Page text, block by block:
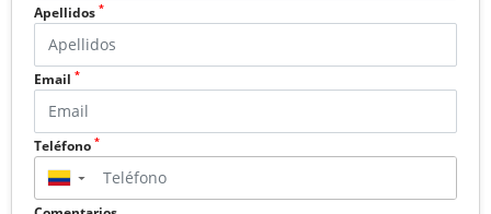
Apellidos *
Email *
Teléfono *
▼